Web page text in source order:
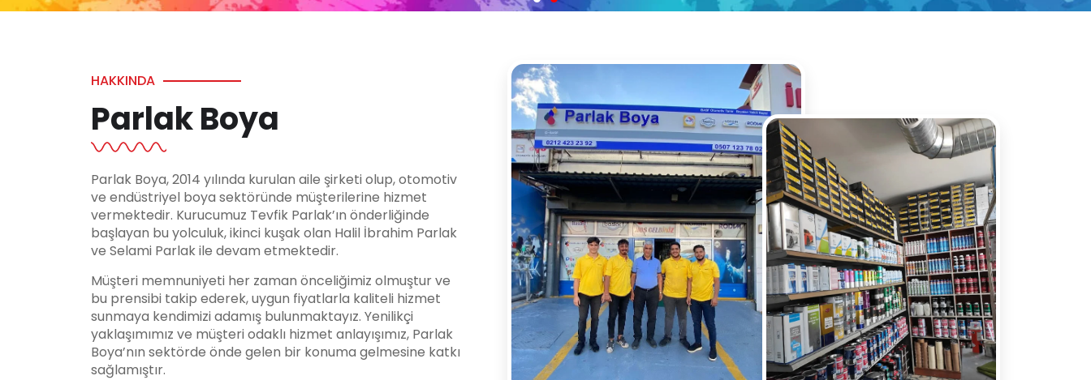
HAKKINDA
Parlak Boya
Parlak Boya, 2014 yılında kurulan aile şirketi olup, otomotiv
ve endüstriyel boya sektöründe müşterilerine hizmet
vermektedir. Kurucumuz Tevfik Parlak’ın önderliğinde
başlayan bu yolculuk, ikinci kuşak olan Halil İbrahim Parlak
ve Selami Parlak ile devam etmektedir.
Müşteri memnuniyeti her zaman önceliğimiz olmuştur ve
bu prensibi takip ederek, uygun fiyatlarla kaliteli hizmet
sunmaya kendimizi adamış bulunmaktayız. Yenilikçi
yaklaşımımız ve müşteri odaklı hizmet anlayışımız, Parlak
Boya’nın sektörde önde gelen bir konuma gelmesine katkı
sağlamıştır.